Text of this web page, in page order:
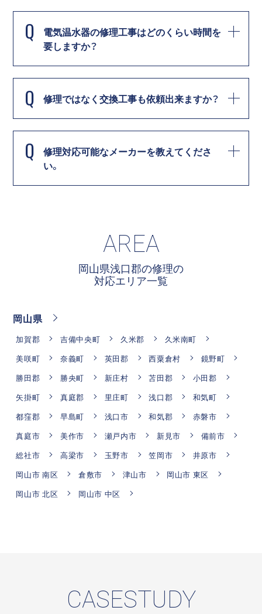
Q
電気温水器の修理工事はどのくらい時間を
要しますか？
Q 修理ではなく交換工事も依頼出来ますか？
Q
修理対応可能なメーカーを教えてくださ
い。
AREA
岡山県浅口郡の修理の
対応エリア一覧
岡山県
加賀郡 吉備中央町 久米郡
久米南町
美咲町
奈義町 英田郡 西粟倉村
鏡野町
勝田郡
勝央町 新庄村 苫田郡
小田郡
矢掛町
真庭郡 里庄町 浅口郡
和気町
都窪郡
早島町 浅口市 和気郡
赤磐市
真庭市
美作市 瀬戸内市 新見市
備前市
総社市
高梁市 玉野市 笠岡市
井原市
岡山市 南区
倉敷市 津山市
岡山市 東区
岡山市 北区
岡山市 中区
CASESTUDY